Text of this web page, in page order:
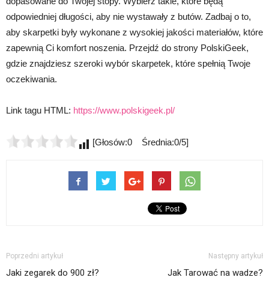
odpowiedniej długości, aby nie wystawały z butów. Zadbaj o to,
aby skarpetki były wykonane z wysokiej jakości materiałów, które
zapewnią Ci komfort noszenia. Przejdź do strony PolskiGeek,
gdzie znajdziesz szeroki wybór skarpetek, które spełnią Twoje
oczekiwania.
Link tagu HTML: https://www.polskigeek.pl/
[Głosów:0 Średnia:0/5]
Poprzedni artykuł
Jaki zegarek do 900 zł?
Następny artykuł
Jak Tarować na wadze?